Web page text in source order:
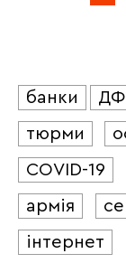
банки
тюрми
COVID-19
армія
інтернет